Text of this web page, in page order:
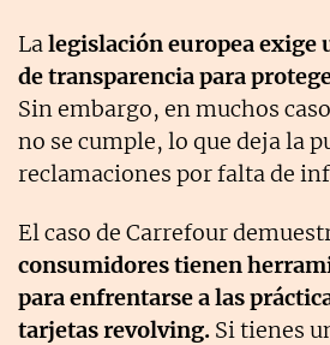
Lalegislación europea exige
de transparencia para
Sin embargo, en muchos
no se cumple, lo que deja la
reclamaciones por falta de
El caso de Carrefour
consumidores tienen
para enfrentarse a las
tarjetas revolving. Si tienes